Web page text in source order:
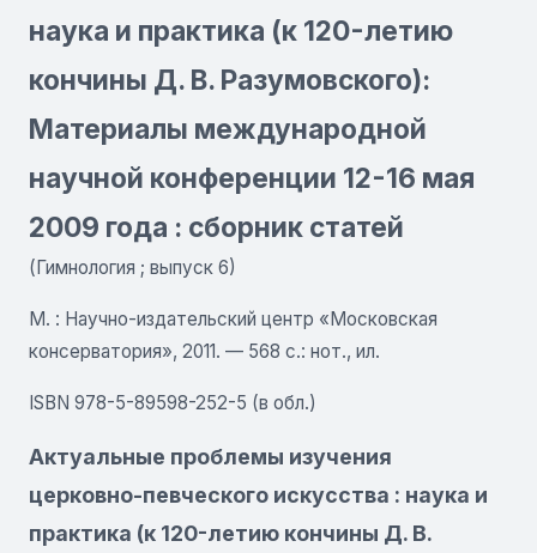
наука и практика (к 120-летию
кончины Д. В. Разумовского):
Материалы международной
научной конференции 12-16 мая
2009 года : сборник статей
(Гимнология ; выпуск 6)
М. : Научно-издательский центр «Московская
консерватория», 2011. — 568 с.: нот., ил.
ISBN 978-5-89598-252-5 (в обл.)
Актуальные проблемы изучения
церковно-певческого искусства : наука и
практика (к 120-летию кончины Д. В.